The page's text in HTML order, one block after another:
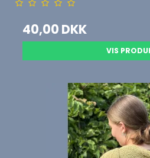
40,00 DKK
VIS